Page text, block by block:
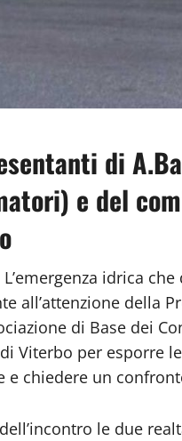
di
e del
L’emergenza idrica
all’attenzione della
di Base dei
Viterbo per esporre
e chiedere un
le due